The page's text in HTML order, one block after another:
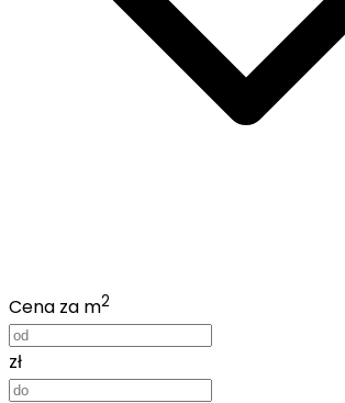
Cena za m2
zł